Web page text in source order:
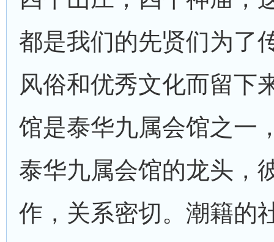
都是我们的先贤们为了
风俗和优秀文化而留下
馆是泰华九属会馆之一
泰华九属会馆的龙头，
作，关系密切。潮籍的